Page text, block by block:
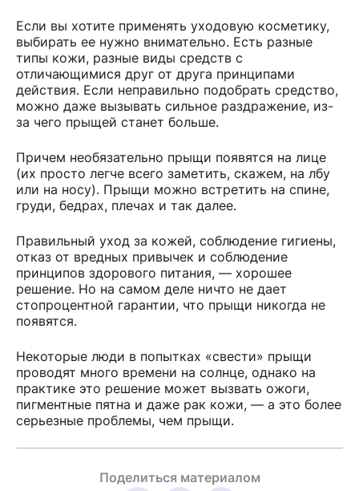
Если вы хотите применять уходовую косметику,
выбирать ее нужно внимательно. Есть разные
типы кожи, разные виды средств с
отличающимися друг от друга принципами
действия. Если неправильно подобрать средство,
можно даже вызывать сильное раздражение, из-
за чего прыщей станет больше.
Причем необязательно прыщи появятся на лице
(их просто легче всего заметить, скажем, на лбу
или на носу). Прыщи можно встретить на спине,
груди, бедрах, плечах и так далее.
Правильный уход за кожей, соблюдение гигиены,
отказ от вредных привычек и соблюдение
принципов здорового питания, — хорошее
решение. Но на самом деле ничто не дает
стопроцентной гарантии, что прыщи никогда не
появятся.
Некоторые люди в попытках «свести» прыщи
проводят много времени на солнце, однако на
практике это решение может вызвать ожоги,
пигментные пятна и даже рак кожи, — а это более
серьезные проблемы, чем прыщи.
Поделиться материалом